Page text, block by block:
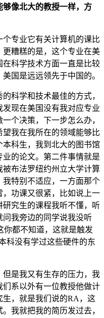
像北大的教授一样，方
专业它有关计算机的课比
糟糕的是，这个专业在美
在科学技术方面一直是比较
国是远远领先于中国的。
学和技术最佳的方式，
现在美国没有我对应专业
个决策，下一步怎么办，
我在我所在的领域能够比
科生，我到北大的图书馆
的论文。第二件事情就是
布法罗纽约州立大学计算
特别不适应，一方面那个
功课又很紧，比如说上一
究生的课程我听不懂，听
我旁边的同学说我没听
你都不知道，这就是触发
科没有学过这些硬件的东
是我又有生存的压力，我
系以外有一位教授他做计
，就是我们说的RA，这
我就把我的简历发过去，